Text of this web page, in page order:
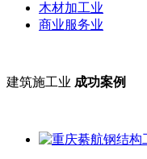
木材加工业
商业服务业
建筑施工业 成功案例